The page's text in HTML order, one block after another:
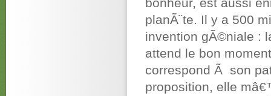
planÃ¨te. Il y a 500
invention gÃ©niale :
attend le bon
correspond Ã son
proposition, elle